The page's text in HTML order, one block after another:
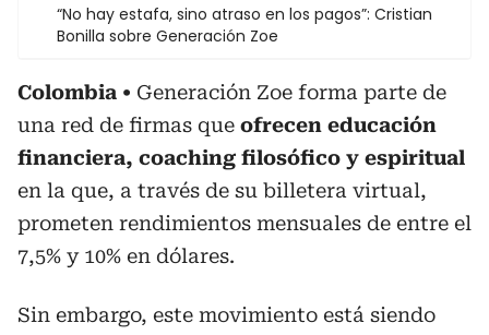
“No hay estafa, sino atraso en los pagos”: Cristian
Bonilla sobre Generación Zoe
Colombia
Generación Zoe forma parte de
una red de firmas que ofrecen educación
financiera, coaching filosófico y espiritual
en la que, a través de su billetera virtual,
prometen rendimientos mensuales de entre el
7,5% y 10% en dólares.
Sin embargo, este movimiento está siendo